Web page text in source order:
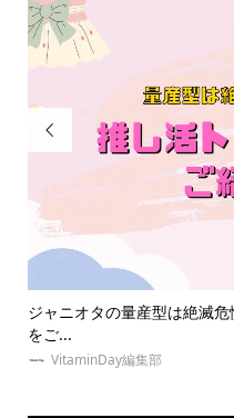

ジャニオタの量産型は絶滅
をご...
VitaminDay編集部